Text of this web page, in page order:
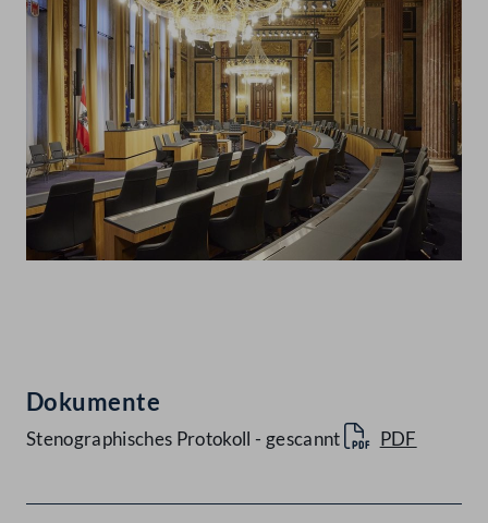
Dokumente
Stenographisches Protokoll - gescannt PDF